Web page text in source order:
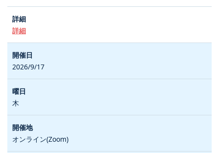
詳細
2026/9/17
木
オンライン(Zoom)